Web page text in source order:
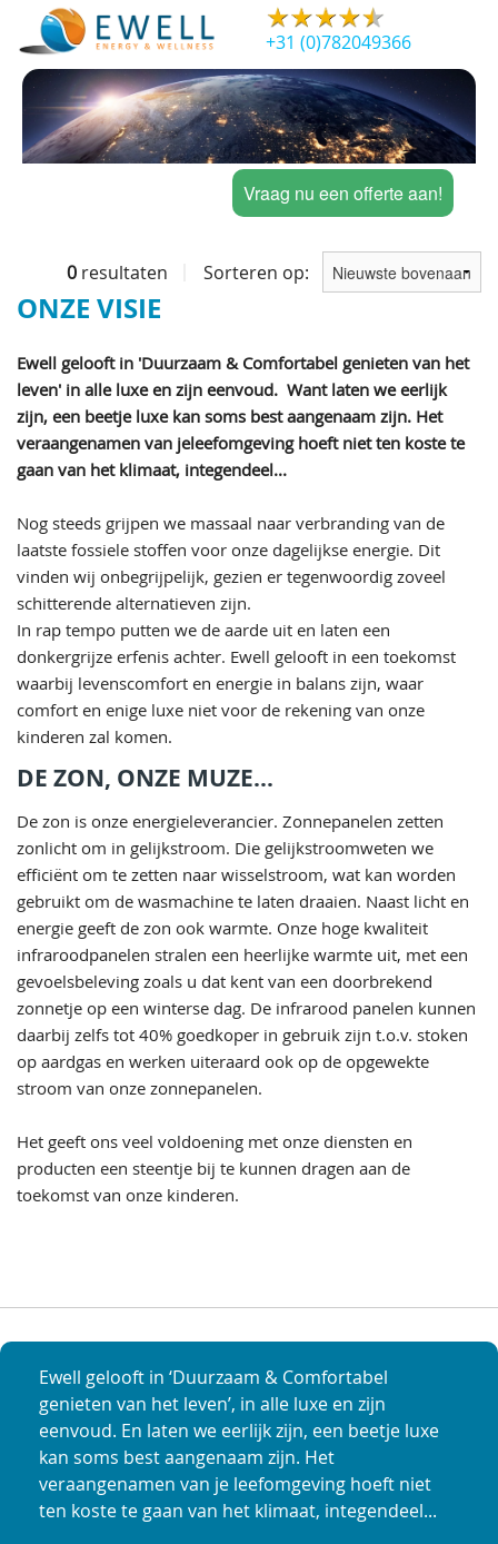
+31 (0)782049366
Vraag nu een offerte aan!
0 resultaten Sorteren op:
ONZE VISIE
Ewell gelooft in 'Duurzaam & Comfortabel genieten van het
leven' in alle luxe en zijn eenvoud. Want laten we eerlijk
zijn, een beetje luxe kan soms best aangenaam zijn. Het
veraangenamen van jeleefomgeving hoeft niet ten koste te
gaan van het klimaat, integendeel...
Nog steeds grijpen we massaal naar verbranding van de
laatste fossiele stoffen voor onze dagelijkse energie. Dit
vinden wij onbegrijpelijk, gezien er tegenwoordig zoveel
schitterende alternatieven zijn.
In rap tempo putten we de aarde uit en laten een
donkergrijze erfenis achter. Ewell gelooft in een toekomst
waarbij levenscomfort en energie in balans zijn, waar
comfort en enige luxe niet voor de rekening van onze
kinderen zal komen.
DE ZON, ONZE MUZE...
De zon is onze energieleverancier. Zonnepanelen zetten
zonlicht om in gelijkstroom. Die gelijkstroomweten we
efficiënt om te zetten naar wisselstroom, wat kan worden
gebruikt om de wasmachine te laten draaien. Naast licht en
energie geeft de zon ook warmte. Onze hoge kwaliteit
infraroodpanelen stralen een heerlijke warmte uit, met een
gevoelsbeleving zoals u dat kent van een doorbrekend
zonnetje op een winterse dag. De infrarood panelen kunnen
daarbij zelfs tot 40% goedkoper in gebruik zijn t.o.v. stoken
op aardgas en werken uiteraard ook op de opgewekte
stroom van onze zonnepanelen.
Het geeft ons veel voldoening met onze diensten en
producten een steentje bij te kunnen dragen aan de
toekomst van onze kinderen.
Ewell gelooft in ‘Duurzaam & Comfortabel
genieten van het leven’, in alle luxe en zijn
eenvoud. En laten we eerlijk zijn, een beetje luxe
kan soms best aangenaam zijn. Het
veraangenamen van je leefomgeving hoeft niet
ten koste te gaan van het klimaat, integendeel...